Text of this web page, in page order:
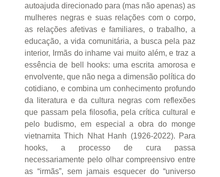
autoajuda direcionado para (mas não apenas) as
mulheres negras e suas relações com o corpo,
as relações afetivas e familiares, o trabalho, a
educação, a vida comunitária, a busca pela paz
interior, Irmãs do inhame vai muito além, e traz a
essência de bell hooks: uma escrita amorosa e
envolvente, que não nega a dimensão política do
cotidiano, e combina um conhecimento profundo
da literatura e da cultura negras com reflexões
que passam pela filosofia, pela crítica cultural e
pelo budismo, em especial a obra do monge
vietnamita Thich Nhat Hanh (1926-2022). Para
hooks, a processo de cura passa
necessariamente pelo olhar compreensivo entre
as “irmãs”, sem jamais esquecer do “universo